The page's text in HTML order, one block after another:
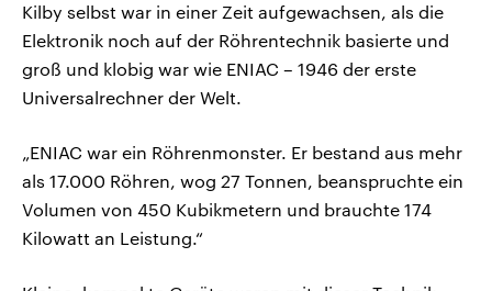
Kilby selbst war in einer Zeit aufgewachsen, als die
Elektronik noch auf der Röhrentechnik basierte und
groß und klobig war wie ENIAC – 1946 der erste
Universalrechner der Welt.
„ENIAC war ein Röhrenmonster. Er bestand aus mehr
als 17.000 Röhren, wog 27 Tonnen, beanspruchte ein
Volumen von 450 Kubikmetern und brauchte 174
Kilowatt an Leistung.“